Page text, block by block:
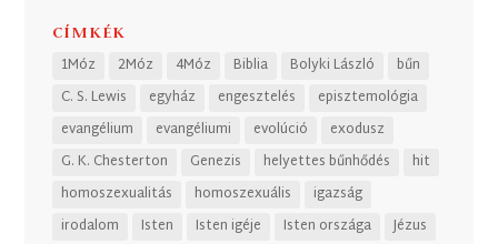
CÍMKÉK
1Móz 2Móz 4Móz Biblia Bolyki László
bűn
C. S. Lewis
egyház engesztelés
episztemológia
evangélium
evangéliumi evolúció
exodusz
G. K. Chesterton
Genezis helyettes bűnhődés
hit
homoszexualitás
homoszexuális
igazság
irodalom
Isten Isten igéje Isten országa
Jézus